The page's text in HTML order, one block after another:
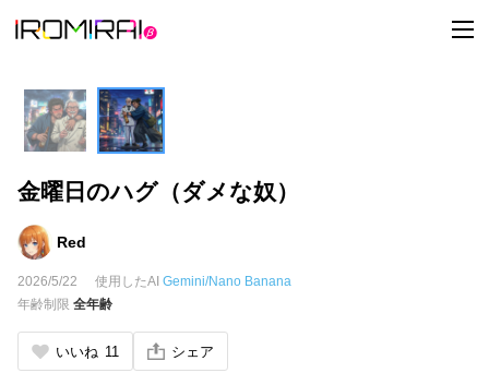
t
o
金曜日のハグ（ダメな奴）
Red
2026/5/22 使用したAI Gemini/Nano Banana
年齢制限 全年齢
いいね 11 シェア